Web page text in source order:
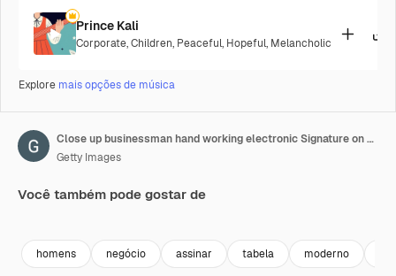
Prince Kali
Corporate,Children, Peaceful, Hopeful, Melancholic
Explore mais opções de música
Close up businessman hand working electronic Signature on Tablet by Stylus. Write business agreement of contract. Man signing contract on tablet. Business and technology concept.
Getty Images
Você também pode gostar de
homens negócio assinar tabela moderno